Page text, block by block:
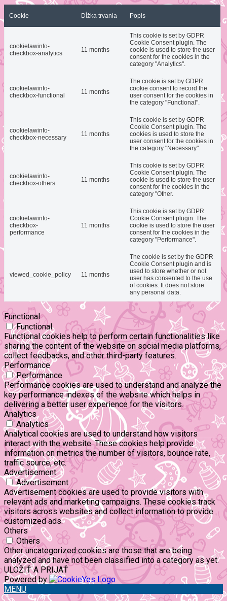
Cookie Dĺžka trvania Popis
cookielawinfo-
checkbox-analytics
11 months
This cookie is set by GDPR
Cookie Consent plugin. The
cookie is used to store the user
consent for the cookies in the
category "Analytics".
cookielawinfo-
checkbox-functional
11 months
The cookie is set by GDPR
cookie consent to record the
user consent for the cookies in
the category "Functional".
cookielawinfo-
checkbox-necessary
11 months
This cookie is set by GDPR
Cookie Consent plugin. The
cookies is used to store the
user consent for the cookies in
the category "Necessary".
cookielawinfo-
checkbox-others
11 months
This cookie is set by GDPR
Cookie Consent plugin. The
cookie is used to store the user
consent for the cookies in the
category "Other.
cookielawinfo-
checkbox-
performance
11 months
This cookie is set by GDPR
Cookie Consent plugin. The
cookie is used to store the user
consent for the cookies in the
category "Performance".
viewed_cookie_policy 11 months
The cookie is set by the GDPR
Cookie Consent plugin and is
used to store whether or not
user has consented to the use
of cookies. It does not store
any personal data.
Functional
Functional
Functional cookies help to perform certain functionalities like
sharing the content of the website on social media platforms,
collect feedbacks, and other third-party features.
Performance
Performance
Performance cookies are used to understand and analyze the
key performance indexes of the website which helps in
delivering a better user experience for the visitors.
Analytics
Analytics
Analytical cookies are used to understand how visitors
interact with the website. These cookies help provide
information on metrics the number of visitors, bounce rate,
traffic source, etc.
Advertisement
Advertisement
Advertisement cookies are used to provide visitors with
relevant ads and marketing campaigns. These cookies track
visitors across websites and collect information to provide
customized ads.
Others
Others
Other uncategorized cookies are those that are being
analyzed and have not been classified into a category as yet.
ULOŽIŤ A PRIJAŤ
Powered by
MENU